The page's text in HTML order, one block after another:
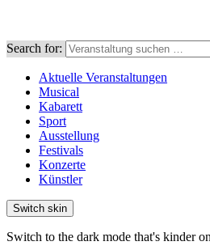
Search for:
Aktuelle Veranstaltungen
Musical
Kabarett
Sport
Ausstellung
Festivals
Konzerte
Künstler
Switch skin
Switch to the dark mode that's kinder